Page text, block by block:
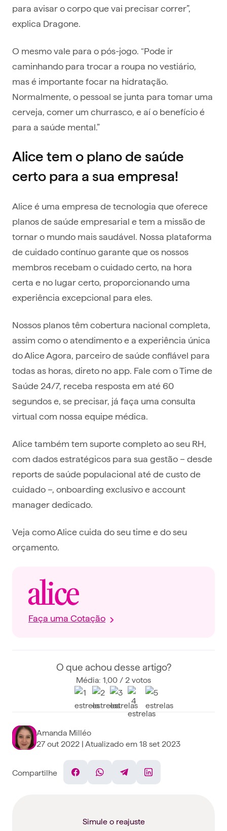
para avisar o corpo que vai precisar correr”,
explica Dragone.
O mesmo vale para o pós-jogo. “Pode ir
caminhando para trocar a roupa no vestiário,
mas é importante focar na hidratação.
Normalmente, o pessoal se junta para tomar uma
cerveja, comer um churrasco, e aí o benefício é
para a saúde mental.”
Alice tem o plano de saúde
certo para a sua empresa!
Alice é uma empresa de tecnologia que oferece
planos de saúde empresarial e tem a missão de
tornar o mundo mais saudável. Nossa plataforma
de cuidado contínuo garante que os nossos
membros recebam o cuidado certo, na hora
certa e no lugar certo, proporcionando uma
experiência excepcional para eles.
Nossos planos têm cobertura nacional completa,
assim como o atendimento e a experiência única
do Alice Agora, parceiro de saúde confiável para
todas as horas, direto no app. Fale com o Time de
Saúde 24/7, receba resposta em até 60
segundos e, se precisar, já faça uma consulta
virtual com nossa equipe médica.
Alice também tem suporte completo ao seu RH,
com dados estratégicos para sua gestão – desde
reports de saúde populacional até de custo de
cuidado –, onboarding exclusivo e account
manager dedicado.
Veja como Alice cuida do seu time e do seu
orçamento.
Faça uma Cotação
O que achou desse artigo?
Média: 1,00 / 2 votos
Amanda Milléo
27 out 2022 | Atualizado em 18 set 2023
Compartilhe
FacebookWhatsAppTelegramLinkedin
Simule o reajuste